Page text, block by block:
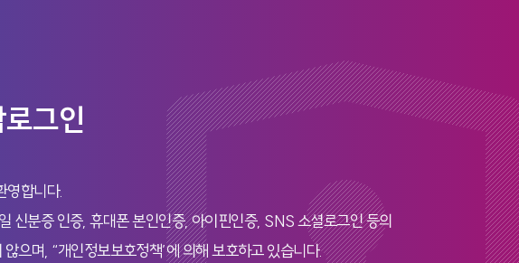
그인
영합니다.
신분증 인증, 휴대폰 본인인증, 아이핀인증, SNS 소셜로그인 등의
으며, “개인정보보호정책’에 의해 보호하고 있습니다.